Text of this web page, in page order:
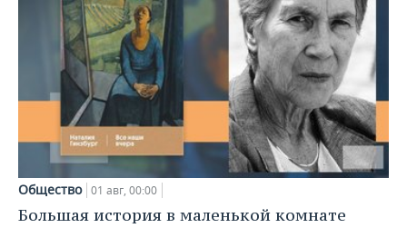
Общество 01 авг, 00:00
Большая история в маленькой комнате